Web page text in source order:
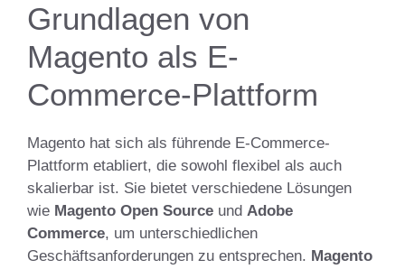
Grundlagen von
Magento als E-
Commerce-Plattform
Magento hat sich als führende E-Commerce-
Plattform etabliert, die sowohl flexibel als auch
skalierbar ist. Sie bietet verschiedene Lösungen
wie Magento Open Source und Adobe
Commerce, um unterschiedlichen
Geschäftsanforderungen zu entsprechen. Magento